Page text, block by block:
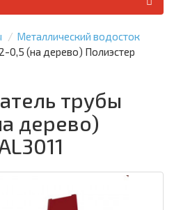
Металлический водосток
0,5 (на дерево) Полиэстер
трубы
дерево)